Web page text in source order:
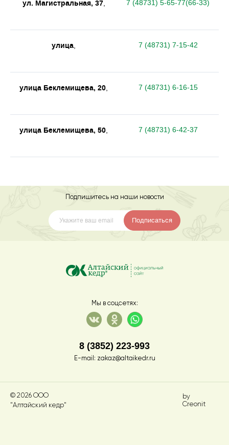
ул. Магистральная, 37, 7 (48731) 5-65-77(66-33)
улица, 7 (48731) 7-15-42
улица Беклемищева, 20, 7 (48731) 6-16-15
улица Беклемищева, 50, 7 (48731) 6-42-37
Подпишитесь на наши новости
Подписаться
Мы в соцсетях:
8 (3852) 223-993
E-mail: zakaz@altaikedr.ru
© 2026 ООО
"Алтайский кедр"
by
Creonit